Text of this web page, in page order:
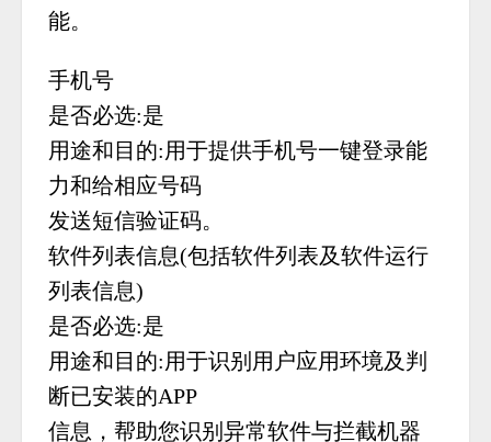
能。
手机号
是否必选:是
用途和目的:用于提供手机号一键登录能
力和给相应号码
发送短信验证码。
软件列表信息(包括软件列表及软件运行
列表信息)
是否必选:是
用途和目的:用于识别用户应用环境及判
断已安装的APP
信息，帮助您识别异常软件与拦截机器